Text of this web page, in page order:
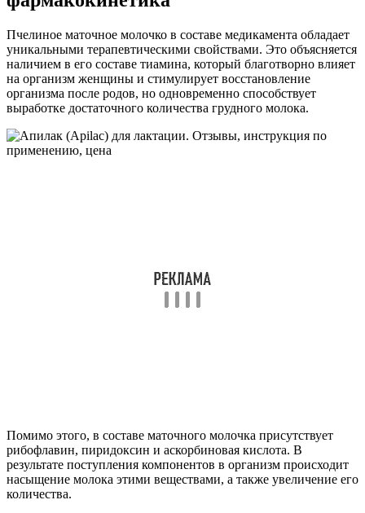
Пчелиное маточное молочко в составе медикамента обладает
уникальными терапевтическими свойствами. Это объясняется
наличием в его составе тиамина, который благотворно влияет
на организм женщины и стимулирует восстановление
организма после родов, но одновременно способствует
выработке достаточного количества грудного молока.
Помимо этого, в составе маточного молочка присутствует
рибофлавин, пиридоксин и аскорбиновая кислота. В
результате поступления компонентов в организм происходит
насыщение молока этими веществами, а также увеличение его
количества.